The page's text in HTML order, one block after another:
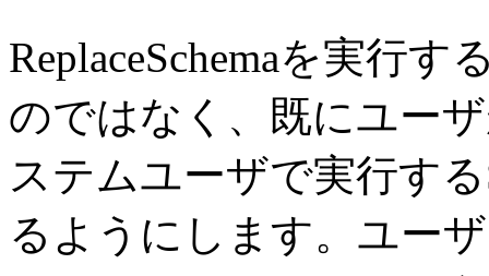
ReplaceSchemaを実行
のではなく、既にユー
ステムユーザで実行す
るようにします。ユー